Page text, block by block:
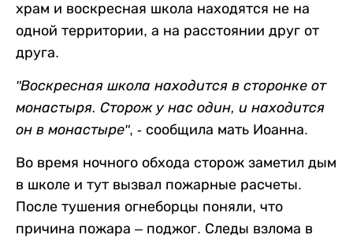
храм и воскресная школа находятся не на
одной территории, а на расстоянии друг от
друга.
"Воскресная школа находится в сторонке от
монастыря. Сторож у нас один, и находится
он в монастыре", - сообщила мать Иоанна.
Во время ночного обхода сторож заметил дым
в школе и тут вызвал пожарные расчеты.
После тушения огнеборцы поняли, что
причина пожара – поджог. Следы взлома в